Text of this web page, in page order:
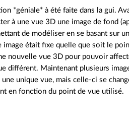
*géniale* à été faite dans la gui.
à une vue 3D une image de fond
de modéliser en se basant sur
image était fixe quelle que soit le
nouvelle vue 3D pour pouvoir
différent. Maintenant plusieurs
unique vue, mais celle-ci se
en fonction du point de vue utilisé.